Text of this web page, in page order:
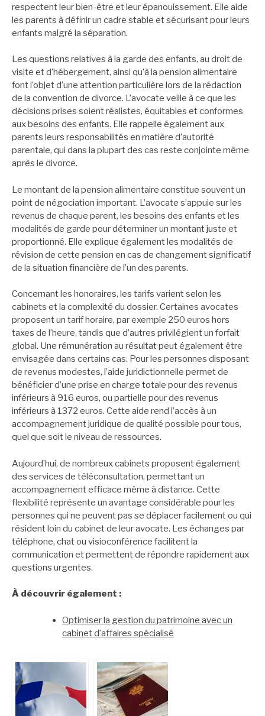
respectent leur bien-être et leur épanouissement. Elle aide
les parents à définir un cadre stable et sécurisant pour leurs
enfants malgré la séparation.
Les questions relatives à la garde des enfants, au droit de
visite et d’hébergement, ainsi qu’à la pension alimentaire
font l’objet d’une attention particulière lors de la rédaction
de la convention de divorce. L’avocate veille à ce que les
décisions prises soient réalistes, équitables et conformes
aux besoins des enfants. Elle rappelle également aux
parents leurs responsabilités en matière d’autorité
parentale, qui dans la plupart des cas reste conjointe même
après le divorce.
Le montant de la pension alimentaire constitue souvent un
point de négociation important. L’avocate s’appuie sur les
revenus de chaque parent, les besoins des enfants et les
modalités de garde pour déterminer un montant juste et
proportionné. Elle explique également les modalités de
révision de cette pension en cas de changement significatif
de la situation financière de l’un des parents.
Concernant les honoraires, les tarifs varient selon les
cabinets et la complexité du dossier. Certaines avocates
proposent un tarif horaire, par exemple 250 euros hors
taxes de l’heure, tandis que d’autres privilégient un forfait
global. Une rémunération au résultat peut également être
envisagée dans certains cas. Pour les personnes disposant
de revenus modestes, l’aide juridictionnelle permet de
bénéficier d’une prise en charge totale pour des revenus
inférieurs à 916 euros, ou partielle pour des revenus
inférieurs à 1372 euros. Cette aide rend l’accès à un
accompagnement juridique de qualité possible pour tous,
quel que soit le niveau de ressources.
Aujourd’hui, de nombreux cabinets proposent également
des services de téléconsultation, permettant un
accompagnement efficace même à distance. Cette
flexibilité représente un avantage considérable pour les
personnes qui ne peuvent pas se déplacer facilement ou qui
résident loin du cabinet de leur avocate. Les échanges par
téléphone, chat ou visioconférence facilitent la
communication et permettent de répondre rapidement aux
questions urgentes.
À découvrir également :
Optimiser la gestion du patrimoine avec un
cabinet d’affaires spécialisé